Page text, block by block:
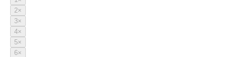
2×
3×
4×
5×
6×